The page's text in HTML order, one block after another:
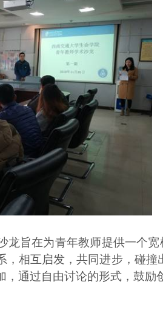
龙旨在为青年教师提供一个
，相互启发，共同进步，碰
通过自由讨论的形式，鼓励